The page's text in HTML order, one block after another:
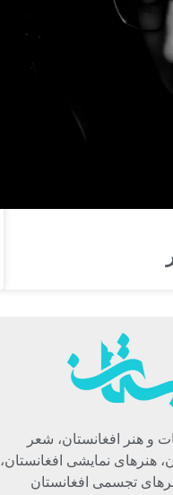
و هنر افغانستان، شعر
هنرهای نمایشی افغانستان،
تجسمی افغانستان